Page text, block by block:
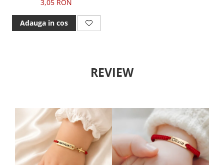
3,05 RON
Adauga in cos
REVIEW